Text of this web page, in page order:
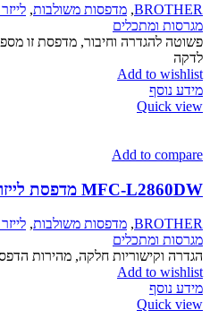
BROTHER
, מדפסות משולבות,
מגרסות ומתכלים
לדקה
Add to wishlist
מידע נוסף
Quick view
Add to compare
MFC-L2860DW מדפסת לייזר A4 מונו משולבת
BROTHER
, מדפסות משולבות,
מגרסות ומתכלים
הגדרה וקישוריות חלקה, מהירות הדפסה עד 34
Add to wishlist
מידע נוסף
Quick view